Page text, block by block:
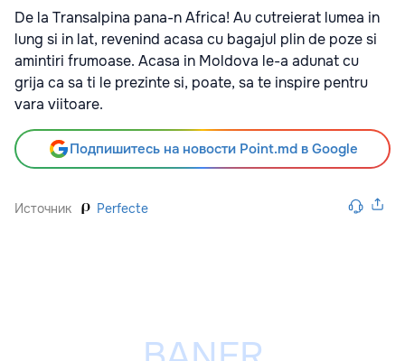
De la Transalpina pana-n Africa! Au cutreierat lumea in
lung si in lat, revenind acasa cu bagajul plin de poze si
amintiri frumoase. Acasa in Moldova le-a adunat cu
grija ca sa ti le prezinte si, poate, sa te inspire pentru
vara viitoare.
Подпишитесь на новости Point.md в Google
Источник Perfecte